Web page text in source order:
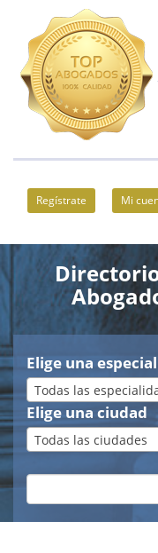
Regístrate Mi
Elige una
Todas las
Elige una ciudad
Todas las ciudades